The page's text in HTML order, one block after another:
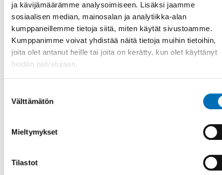
ja kävijämäärämme analysoimiseen. Lisäksi jaamme
sosiaalisen median, mainosalan ja analytiikka-alan
kumppaneillemme tietoja siitä, miten käytät sivustoamme.
Kumppanimme voivat yhdistää näitä tietoja muihin tietoihin,
joita olet antanut heille tai joita on kerätty, kun olet käyttänyt
heidän palvelujaan.
valinta
Välttämätön
Mieltymykset
Tilastot
20 tammi 2021